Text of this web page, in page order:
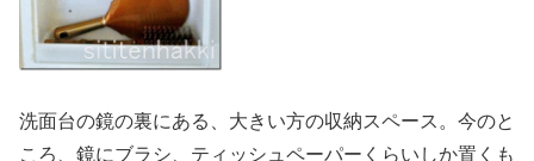
洗面台の鏡の裏にある、大きい方の収納スペース。今のと
ころ、鏡にブラシ、ティッシュペーパーくらいしか置くも